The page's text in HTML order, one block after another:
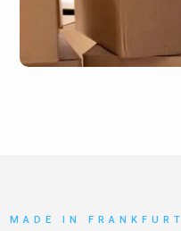
MADE IN FRANKFURT